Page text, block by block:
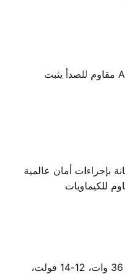
فريم اند جريت 9×9 بوصة من ABS مقاوم للصدأ يثبت
بإجراءات أمان عالمية
للكيماويات
كشاف LED تحت الماء بدون نيش 36 وات، 12-14 فولت،